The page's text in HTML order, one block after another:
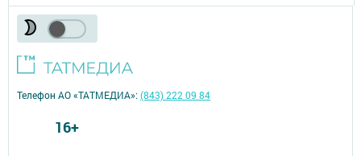
Телефон АО «ТАТМЕДИА»:(843) 222 09 84
16+